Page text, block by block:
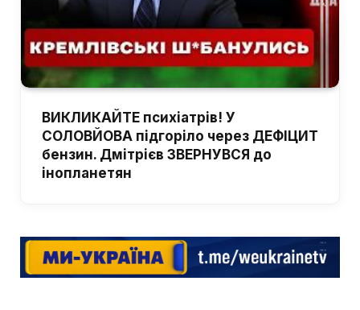
ВИКЛИКАЙТЕ психіатрів! У
СОЛОВЙОВА підгоріло через ДЕФІЦИТ
бензин. Дмітрієв ЗВЕРНУВСЯ до
інопланетян